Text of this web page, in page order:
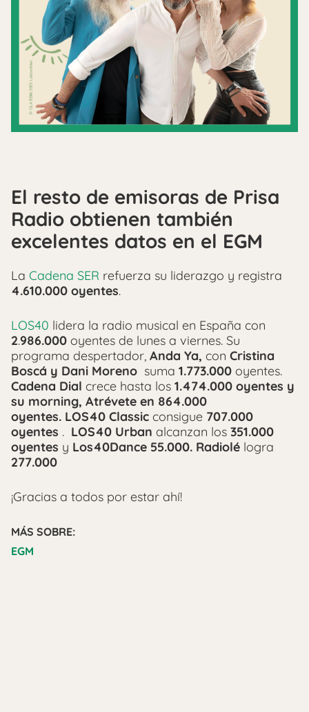
El resto de emisoras de Prisa
Radio obtienen también
excelentes datos en el EGM
La Cadena SER refuerza su liderazgo y registra
4.610.000 oyentes.
LOS40 lidera la radio musical en España con
2.986.000 oyentes de lunes a viernes. Su
programa despertador, Anda Ya, con Cristina
Boscá y Dani Moreno suma 1.773.000 oyentes.
Cadena Dial crece hasta los 1.474.000 oyentes y
su morning, Atrévete en 864.000
oyentes. LOS40 Classic consigue 707.000
oyentes . LOS40 Urban alcanzan los 351.000
oyentes y Los40Dance 55.000. Radiolé logra
277.000
¡Gracias a todos por estar ahí!
MÁS SOBRE:
EGM